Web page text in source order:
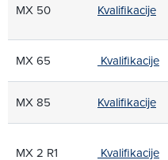
MX 50 Kvalifikacije
MX 65 Kvalifikacije
MX 85 Kvalifikacije
MX 2 R1 Kvalifikacije